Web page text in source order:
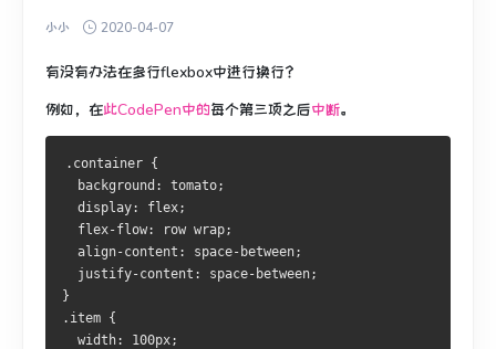
小小 2020-04-07
有没有办法在多行flexbox中进行换行？
例如，在此CodePen中的每个第三项之后中断。
.container {
  background: tomato;
  display: flex;
  flex-flow: row wrap;
  align-content: space-between;
  justify-content: space-between;
}
.item {
  width: 100px;